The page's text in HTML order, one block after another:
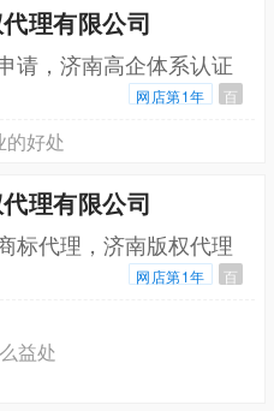
理有限公司
请，济南高企体系认证
网店第1年 百
好处
理有限公司
标代理，济南版权代理
网店第1年 百
益处